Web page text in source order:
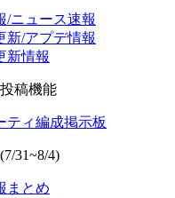
/ニュース速報
新/アプデ情報
新情報
稿機能
ティ編成掲示板
31~8/4)
まとめ